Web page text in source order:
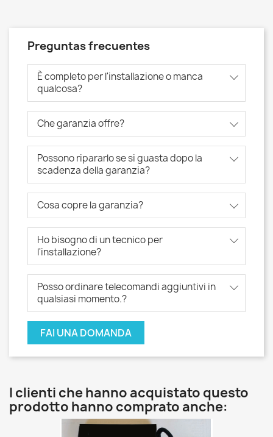
Preguntas frecuentes
È completo per l'installazione o manca
qualcosa?
Che garanzia offre?
Possono ripararlo se si guasta dopo la
scadenza della garanzia?
Cosa copre la garanzia?
Ho bisogno di un tecnico per
l'installazione?
Posso ordinare telecomandi aggiuntivi in ​​
qualsiasi momento.?
FAI UNA DOMANDA
I clienti che hanno acquistato questo
prodotto hanno comprato anche: